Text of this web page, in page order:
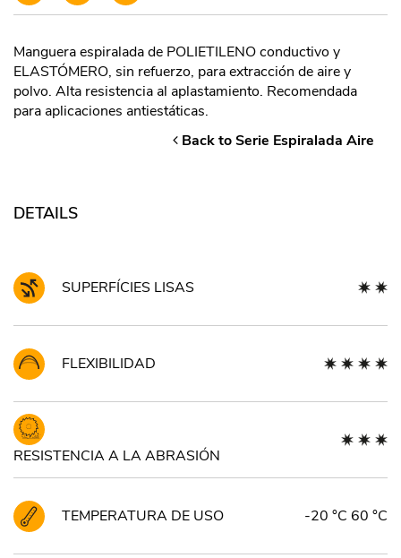
Manguera espiralada de POLIETILENO conductivo y
ELASTÓMERO, sin refuerzo, para extracción de aire y
polvo. Alta resistencia al aplastamiento. Recomendada
para aplicaciones antiestáticas.
Back to Serie Espiralada Aire
DETAILS
SUPERFÍCIES LISAS
FLEXIBILIDAD
RESISTENCIA A LA ABRASIÓN
TEMPERATURA DE USO -20 °C 60 °C